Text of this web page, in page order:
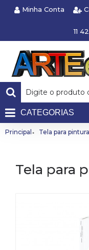
Minha Conta
11
CATEGORIAS
Principal Tela para
Tela para